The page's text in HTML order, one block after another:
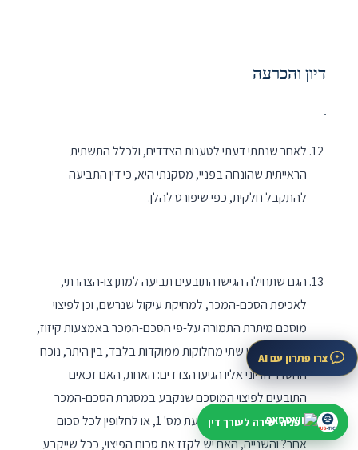
דיון והכרעה
לאחר שנתתי דעתי לטענות הצדדים, ולכלל התשתית
הראייתית שהונחה בפניי, מסקנתי היא, כי דין התביעה
להתקבל חלקית, כפי שיפורט להלן.
הגם שתחילה הגישו התובעים תביעה למתן צו-הצהרתי,
לאכיפת הסכם-המכר, למחיקת עיקול שנרשם, וכן לפיצוי
מוסכם מיתרת התמורה על-פי הסכם-המכר באמצעות קיזוז,
נותרו בענייננו שתי מחלוקות ממוקדות בלבד, בין היתר, נוכח
ההסדר הדיוני אליו הגיעו הצדדים: האחת, האם זכאים
התובעים לפיצוי המוסכם שנקבע במסגרת הסכם-המכר
שנחתם בינם לבין הנתבעת מס' 1, או לחלופין לכל סכום
אחר? והשנייה, האם יש לקזז את סכום הפיצוי, ככל שייקבע
צרו פתרון עם AI
פניה ישירה לעורך דין